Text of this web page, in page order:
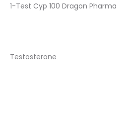
1-Test Cyp 100 Dragon Pharma
Testosterone